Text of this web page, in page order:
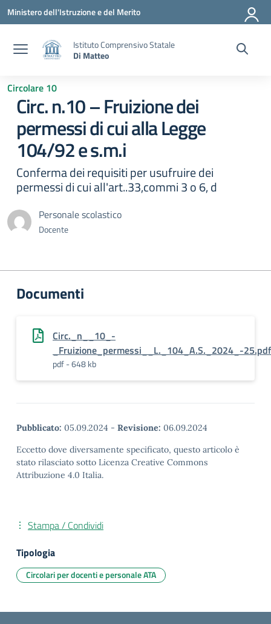
Vai ai contenuti
Vai al menu di navigazione
Vai al footer
Ministero dell'Istruzione e del Merito
Istituto Comprensivo Statale
Di Matteo
Circolare 10
Circ. n.10 – Fruizione dei
permessi di cui alla Legge
104/92 e s.m.i
Conferma dei requisiti per usufruire dei
permessi di cui all'art..33,commi 3 o 6, d
Personale scolastico
Docente
Documenti
Circ._n__10_-
_Fruizione_permessi__L._104_A.S._2024_-
pdf - 648 kb
Pubblicato: 05.09.2024 - Revisione: 06.09.2024
Eccetto dove diversamente specificato, questo articolo è
stato rilasciato sotto Licenza Creative Commons
Attribuzione 4.0 Italia.
Stampa / Condividi
Tipologia
Circolari per docenti e personale ATA